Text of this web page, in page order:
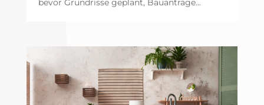
bevor Grundrisse geplant, Bauanträge...